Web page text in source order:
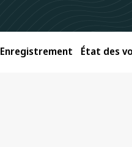
Enregistrement État des